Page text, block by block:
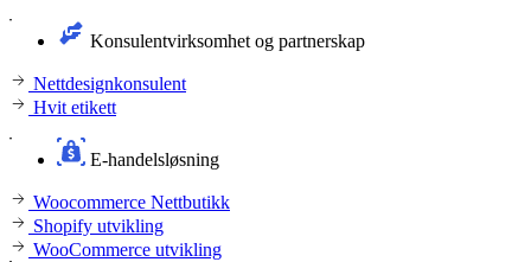
Konsulentvirksomhet og partnerskap
Nettdesignkonsulent
Hvit etikett
E-handelsløsning
Woocommerce Nettbutikk
Shopify utvikling
WooCommerce utvikling